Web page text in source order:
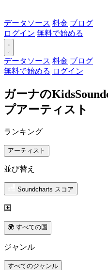
データソース 料金 ブログ
ログイン 無料で始める
データソース 料金 ブログ
無料で始める ログイン
ガーナの
プアーティスト
ランキング
アーティスト
並び替え
Soundcharts スコア
国
🌍 すべての国
ジャンル
すべてのジャンル